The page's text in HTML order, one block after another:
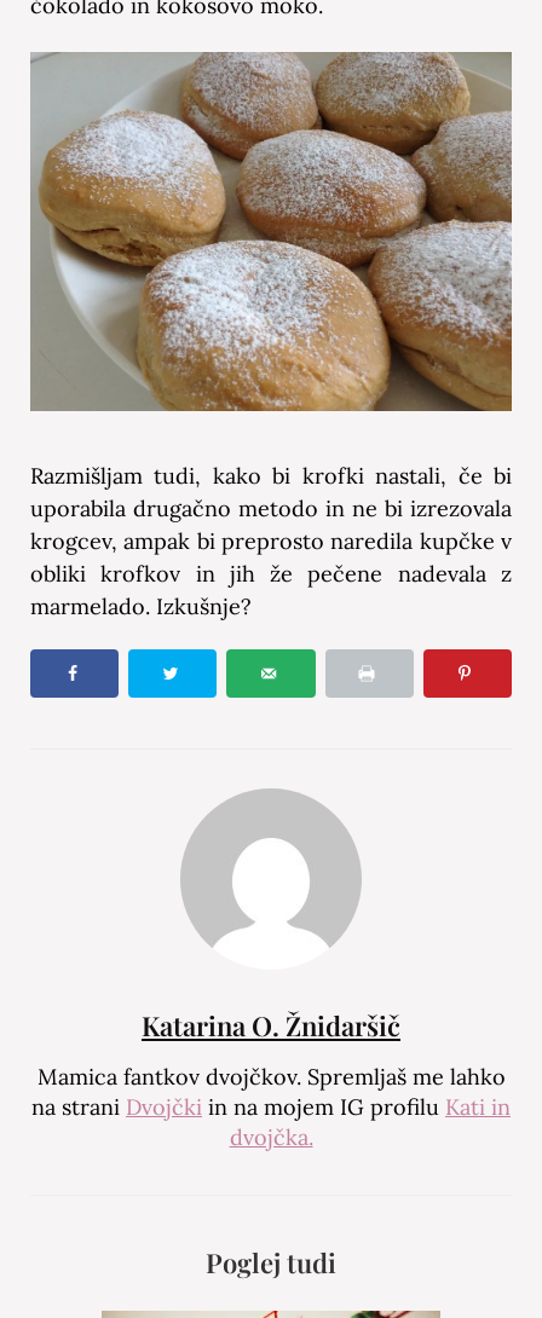
Razmišljam tudi, kako bi krofki nastali, če bi
uporabila drugačno metodo in ne bi izrezovala
krogcev, ampak bi preprosto naredila kupčke v
obliki krofkov in jih že pečene nadevala z
marmelado. Izkušnje?
Katarina O. Žnidaršič
Mamica fantkov dvojčkov. Spremljaš me lahko
na strani Dvojčki in na mojem IG profilu Kati in
dvojčka.
Poglej tudi